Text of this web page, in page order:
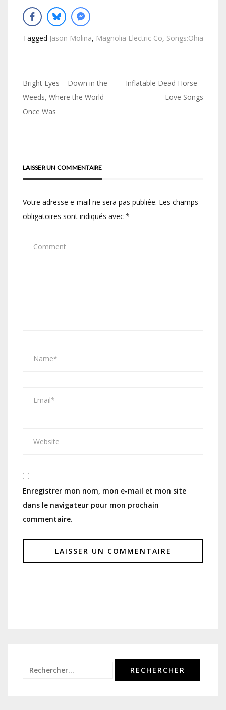
Tagged Jason Molina, Magnolia Electric Co, Songs:Ohia
Navigation
de
l’article
Bright Eyes – Down in the
Weeds, Where the World
Once Was
Inflatable Dead Horse –
Love Songs
LAISSER UN COMMENTAIRE
Votre adresse e-mail ne sera pas publiée. Les champs
obligatoires sont indiqués avec *
Enregistrer mon nom, mon e-mail et mon site
dans le navigateur pour mon prochain
commentaire.
Rechercher :